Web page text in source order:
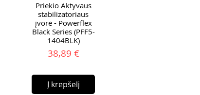
Priekio Aktyvaus
stabilizatoriaus
įvorė - Powerflex
Black Series (PFF5-
1404BLK)
Kaina
38,89 €
Į krepšelį